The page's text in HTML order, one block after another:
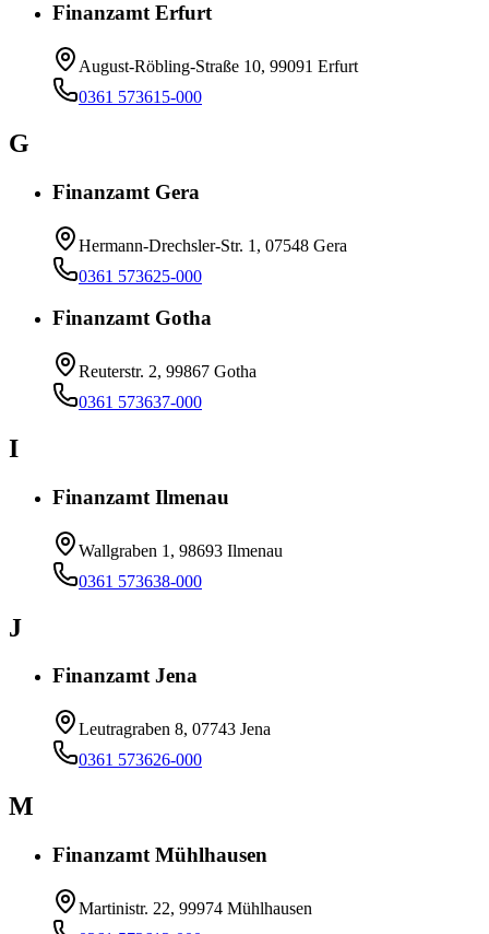
Finanzamt Erfurt
August-Röbling-Straße 10, 99091 Erfurt
0361 573615-000
G
Finanzamt Gera
Hermann-Drechsler-Str. 1, 07548 Gera
0361 573625-000
Finanzamt Gotha
Reuterstr. 2, 99867 Gotha
0361 573637-000
I
Finanzamt Ilmenau
Wallgraben 1, 98693 Ilmenau
0361 573638-000
J
Finanzamt Jena
Leutragraben 8, 07743 Jena
0361 573626-000
M
Finanzamt Mühlhausen
Martinistr. 22, 99974 Mühlhausen